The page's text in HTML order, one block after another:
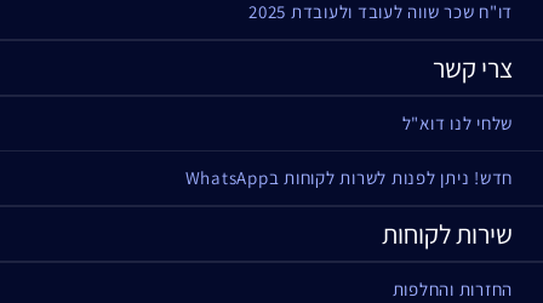
דו"ח שכר שווה לעובד ולעובדת 2025
צרי קשר
שלחי לנו דוא"ל
חדש! ניתן לפנות לשרות לקוחות בWhatsApp
שירות לקוחות
החזרות והחלפות